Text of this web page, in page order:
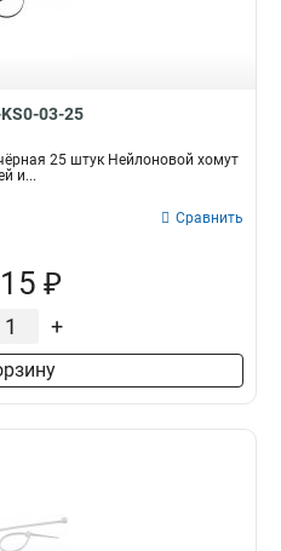
03-25
25 штук Нейлоновой хомут
и...
Сравнить
₽
+